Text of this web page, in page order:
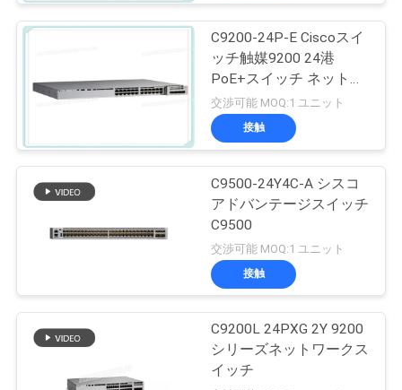
C9200-24P-E Ciscoスイ
ッチ触媒9200 24港
PoE+スイッチ ネットワ
ークの要素
交渉可能 MOQ:1 ユニット
接触
C9500-24Y4C-A シスコ
アドバンテージスイッチ
C9500
交渉可能 MOQ:1 ユニット
接触
C9200L 24PXG 2Y 9200
シリーズネットワークス
イッチ